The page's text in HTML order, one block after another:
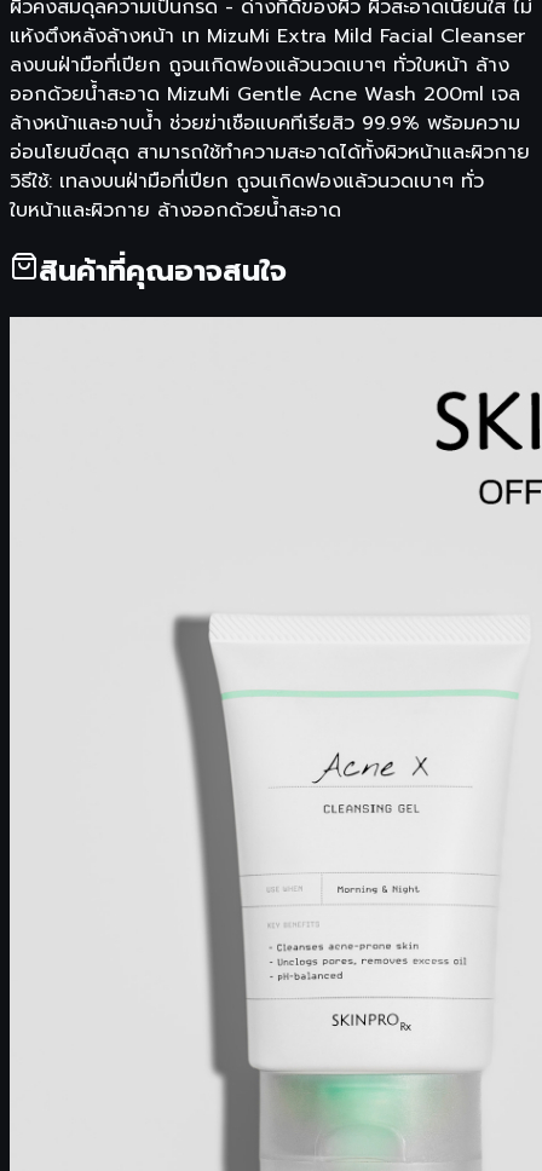
ผิวคงสมดุลความเป็นกรด - ด่างที่ดีของผิว ผิวสะอาดเนียนใส ไม่
แห้งตึงหลังล้างหน้า เท MizuMi Extra Mild Facial Cleanser
ลงบนฝ่ามือที่เปียก ถูจนเกิดฟองแล้วนวดเบาๆ ทั่วใบหน้า ล้าง
ออกด้วยน้ำสะอาด MizuMi Gentle Acne Wash 200ml เจล
ล้างหน้าและอาบน้ำ ช่วยฆ่าเชือแบคทีเรียสิว 99.9% พร้อมความ
อ่อนโยนขีดสุด สามารถใช้ทำความสะอาดได้ทั้งผิวหน้าและผิวกาย
วิธีใช้: เทลงบนฝ่ามือที่เปียก ถูจนเกิดฟองแล้วนวดเบาๆ ทั่ว
ใบหน้าและผิวกาย ล้างออกด้วยน้ำสะอาด
สินค้าที่คุณอาจสนใจ